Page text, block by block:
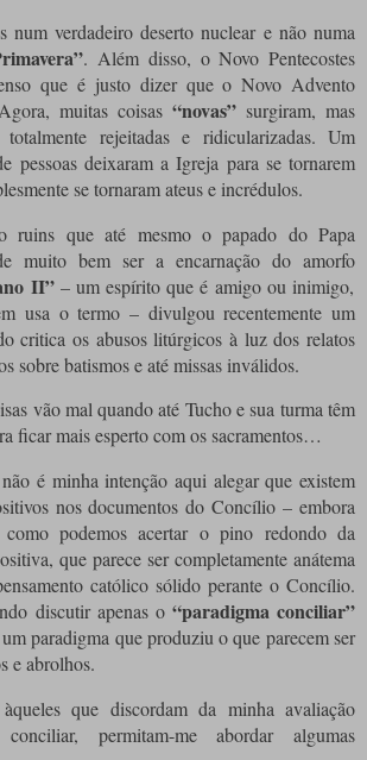
num verdadeiro deserto nuclear e não numa
. Além disso, o Novo Pentecostes
que é justo dizer que o Novo Advento
Agora, muitas coisas “novas” surgiram, mas
rejeitadas e ridicularizadas. Um
pessoas deixaram a Igreja para se tornarem
se tornaram ateus e incrédulos.
ruins que até mesmo o papado do Papa
muito bem ser a encarnação do amorfo
II” – um espírito que é amigo ou inimigo,
usa o termo – divulgou recentemente um
critica os abusos litúrgicos à luz dos relatos
sobre batismos e até missas inválidos.
vão mal quando até Tucho e sua turma têm
ficar mais esperto com os sacramentos…
é minha intenção aqui alegar que existem
nos documentos do Concílio – embora
podemos acertar o pino redondo da
que parece ser completamente anátema
católico sólido perante o Concílio.
discutir apenas o “paradigma conciliar”
paradigma que produziu o que parecem ser
e abrolhos.
que discordam da minha avaliação
permitam-me abordar algumas